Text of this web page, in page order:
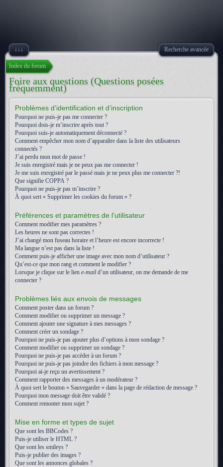
↓↓↓ Recherche avancée
Index du forum
Foire aux questions (Questions posées
fréquemment)
Problèmes d’identification et d’inscription
Pourquoi ne puis-je pas me connecter ?
Pourquoi dois-je m’inscrire après tout ?
Pourquoi suis-je automatiquement déconnecté ?
Comment empêcher mon nom d’apparaître dans la liste des utilisateurs
connectés ?
J’ai perdu mon mot de passe !
Je suis enregistré mais je ne peux pas me connecter !
Je me suis enregistré par le passé mais je ne peux plus me connecter ?!
Que signifie COPPA ?
Pourquoi ne puis-je pas m’inscrire ?
À quoi sert « Supprimer les cookies du forum » ?
Préférences et paramètres de l’utilisateur
Comment modifier mes paramètres ?
Les heures ne sont pas correctes !
J’ai changé mon fuseau horaire et l’heure est encore incorrecte !
Ma langue n’est pas dans la liste !
Comment puis-je afficher une image avec mon nom d’utilisateur ?
Qu’est-ce que mon rang et comment le modifier ?
Lorsque je clique sur le lien e-mail d’un utilisateur, on me demande de me
connecter ?
Problèmes liés aux envois de messages
Comment poster dans un forum ?
Comment modifier ou supprimer un message ?
Comment ajouter une signature à mes messages ?
Comment créer un sondage ?
Pourquoi ne puis-je pas ajouter plus d’options à mon sondage ?
Comment modifier ou supprimer un sondage ?
Pourquoi ne puis-je pas accéder à un forum ?
Pourquoi ne puis-je pas joindre des fichiers à mon message ?
Pourquoi ai-je reçu un avertissement ?
Comment rapporter des messages à un modérateur ?
À quoi sert le bouton « Sauvegarder » dans la page de rédaction de message ?
Pourquoi mon message doit être validé ?
Comment remonter mon sujet ?
Mise en forme et types de sujet
Que sont les BBCodes ?
Puis-je utiliser le HTML ?
Que sont les smileys ?
Puis-je publier des images ?
Que sont les annonces globales ?